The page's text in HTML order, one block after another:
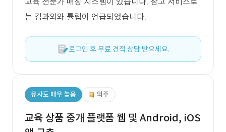
는 김과외와 튤립이 언급되었습니다.
로그인 후 무료 견적 상담 받으세요.
유사도 매우 높음 외주
교육 상품 중개 플랫폼 웹 및 Android, iOS